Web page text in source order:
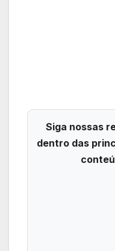
Siga nossas
dentro das